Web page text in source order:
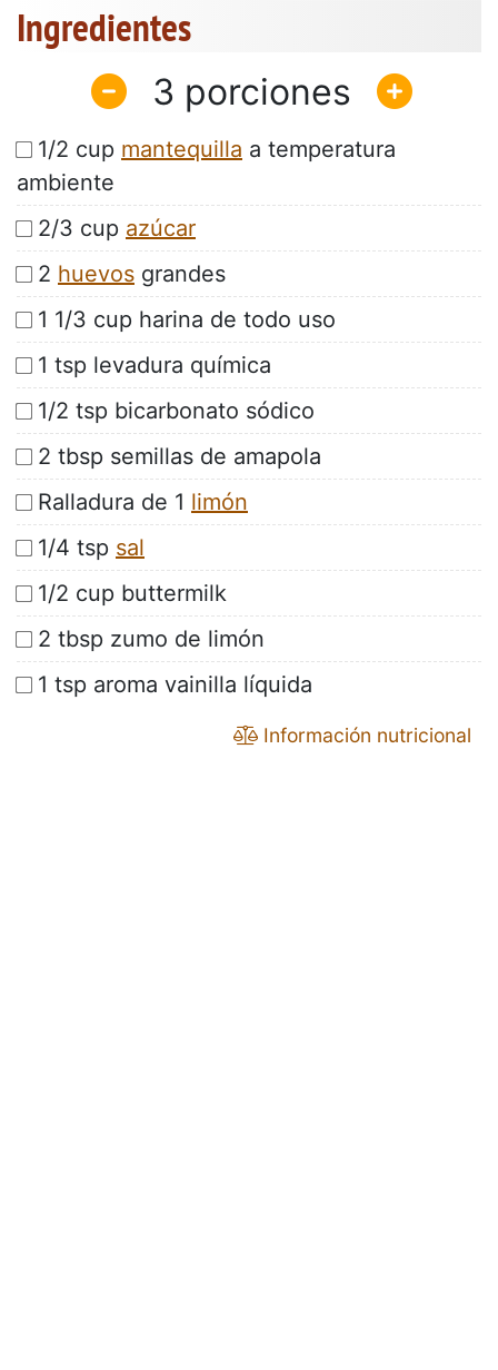
Ingredientes
3
1/2 cup mantequilla a temperatura
ambiente
2/3 cup azúcar
2 huevos grandes
1 1/3 cup harina de todo uso
1 tsp levadura química
1/2 tsp bicarbonato sódico
2 tbsp semillas de amapola
Ralladura de 1 limón
1/4 tsp sal
1/2 cup buttermilk
2 tbsp zumo de limón
1 tsp aroma vainilla líquida
Información nutricional